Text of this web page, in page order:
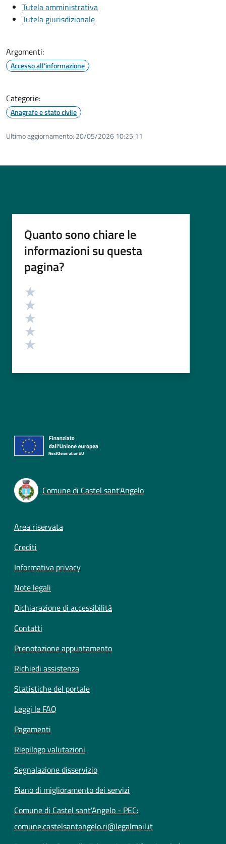
Tutela amministrativa
Tutela giurisdizionale
Argomenti:
Accesso all'informazione
Categorie:
Anagrafe e stato civile
Ultimo aggiornamento: 20/05/2026 10:25.11
Quanto sono chiare le
informazioni su questa
pagina?
Valutazione
Comune di Castel sant'Angelo
Footer menu
Area riservata
Crediti
Informativa privacy
Note legali
Dichiarazione di accessibilità
Contatti
Prenotazione appuntamento
Richiedi assistenza
Statistiche del portale
Leggi le FAQ
Pagamenti
Riepilogo valutazioni
Segnalazione disservizio
Piano di miglioramento dei servizi
Comune di Castel sant'Angelo - PEC:
comune.castelsantangelo.ri@legalmail.it